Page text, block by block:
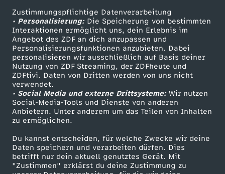
Zustimmungspflichtige Datenverarbeitung
• Personalisierung:Die Speicherung von bestimmten
Interaktionen ermöglicht uns, dein Erlebnis im
Angebot des ZDF an dich anzupassen und
Personalisierungsfunktionen anzubieten. Dabei
personalisieren wir ausschließlich auf Basis deiner
Nutzung von ZDF Streaming, der ZDFheute und
ZDFtivi. Daten von Dritten werden von uns nicht
verwendet.
• Social Media und externe Drittsysteme:Wir nutzen
Social-Media-Tools und Dienste von anderen
Anbietern. Unter anderem um das Teilen von Inhalten
zu ermöglichen.
Du kannst entscheiden, für welche Zwecke wir deine
Daten speichern und verarbeiten dürfen. Dies
betrifft nur dein aktuell genutztes Gerät. Mit
"Zustimmen" erklärst du deine Zustimmung zu
m
b
e
r
2
0
2
Livestreams
Sendungen A-Z
TV-Programm
Zuschauerservice
Hilfe
ZDF Unternehmen
Karriere
ZDF goes Schule
Werbefernsehen